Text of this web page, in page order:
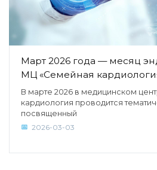
Март 2026 года — месяц
МЦ «Семейная
В марте 2026 в медицинском
кардиология проводится
посвященный
2026-03-03